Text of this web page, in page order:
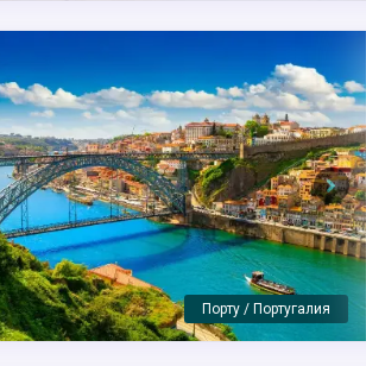
Леверинью / Португалия
Next